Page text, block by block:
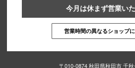
今月は休まず営業い
営業時間の異なるショップ
〒010-0874 秋田県秋田市 千